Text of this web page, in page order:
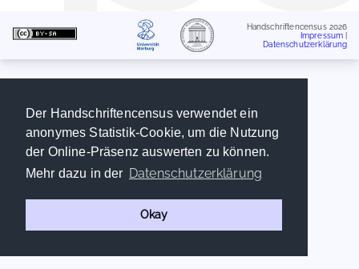
Der Handschriftencensus verwendet ein
anonymes Statistik-Cookie, um die Nutzung
der Online-Präsenz auswerten zu können.
Mehr dazu in der Datenschutzerklärung
Okay
Handschriftencensus 2026
Impressum
Datenschutzerklärung